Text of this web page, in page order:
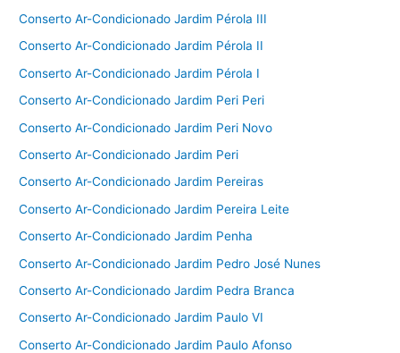
Conserto Ar-Condicionado Jardim Pérola III
Conserto Ar-Condicionado Jardim Pérola II
Conserto Ar-Condicionado Jardim Pérola I
Conserto Ar-Condicionado Jardim Peri Peri
Conserto Ar-Condicionado Jardim Peri Novo
Conserto Ar-Condicionado Jardim Peri
Conserto Ar-Condicionado Jardim Pereiras
Conserto Ar-Condicionado Jardim Pereira Leite
Conserto Ar-Condicionado Jardim Penha
Conserto Ar-Condicionado Jardim Pedro José Nunes
Conserto Ar-Condicionado Jardim Pedra Branca
Conserto Ar-Condicionado Jardim Paulo VI
Conserto Ar-Condicionado Jardim Paulo Afonso